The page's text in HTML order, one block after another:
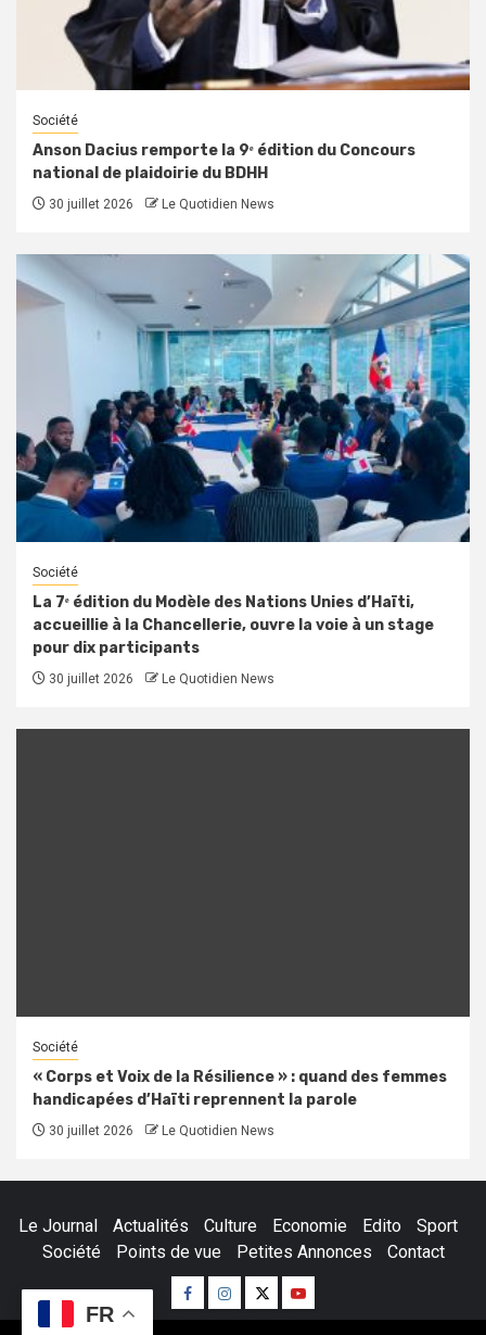
Société
Anson Dacius remporte la 9ᵉ édition du Concours
national de plaidoirie du BDHH
30 juillet 2026 Le Quotidien News
Société
La 7ᵉ édition du Modèle des Nations Unies d’Haïti,
accueillie à la Chancellerie, ouvre la voie à un stage
pour dix participants
30 juillet 2026 Le Quotidien News
Société
« Corps et Voix de la Résilience » : quand des femmes
handicapées d’Haïti reprennent la parole
30 juillet 2026 Le Quotidien News
Le Journal Actualités Culture Economie Edito
Sport
Société
Points de vue Petites Annonces Contact
Facebook
Instagram
TwitterYoutube
FR